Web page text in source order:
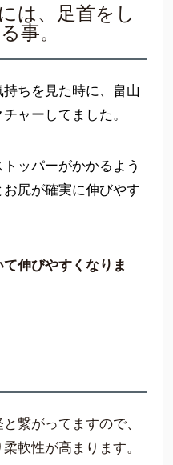
は、足首をし
事。
ちを見た時に、畠山
ャーしてました。
ッパーがかかるよう
尻が確実に伸びやす
伸びやすくなりま
繋がってますので、
軟性が高まります。